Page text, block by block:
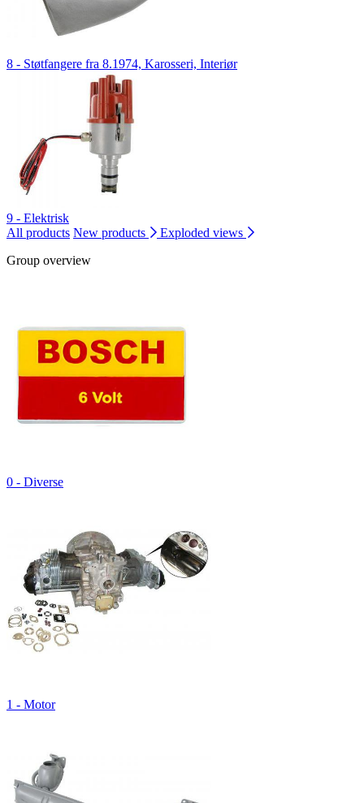
8 - Støtfangere fra 8.1974, Karosseri, Interiør
9 - Elektrisk
All products New products
Exploded views
Group overview
0 - Diverse
1 - Motor